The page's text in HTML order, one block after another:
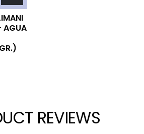
AGUA
REVIEWS